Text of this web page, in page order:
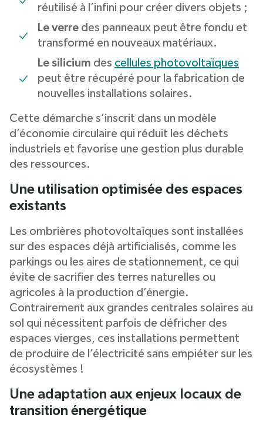
réutilisé à l’infini pour créer divers objets ;
Le verre des panneaux peut être fondu et
transformé en nouveaux matériaux.
Le silicium des cellules photovoltaïques
peut être récupéré pour la fabrication de
nouvelles installations solaires.
Cette démarche s’inscrit dans un modèle
d’économie circulaire qui réduit les déchets
industriels et favorise une gestion plus durable
des ressources.
Une utilisation optimisée des espaces
existants
Les ombrières photovoltaïques sont installées
sur des espaces déjà artificialisés, comme les
parkings ou les aires de stationnement, ce qui
évite de sacrifier des terres naturelles ou
agricoles à la production d’énergie.
Contrairement aux grandes centrales solaires au
sol qui nécessitent parfois de défricher des
espaces vierges, ces installations permettent
de produire de l’électricité sans empiéter sur les
écosystèmes !
Une adaptation aux enjeux locaux de
transition énergétique